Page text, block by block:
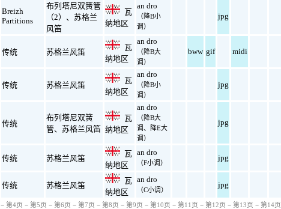
Breizh
Partitions
布列塔尼双簧管
（2）、苏格兰
风笛
瓦
纳地区
an dro
（降B小
调）
jpg
传统 苏格兰风笛
瓦
纳地区
an dro
（降B大
调）
bww gif midi
传统 苏格兰风笛
瓦
纳地区
an dro
（降B小
调）
jpg
传统
布列塔尼双簧
管、苏格兰风笛
瓦
纳地区
an dro
（降B大
调、降E大
调）
jpg
传统 苏格兰风笛
瓦
纳地区
an dro
（F小调）
jpg
传统 苏格兰风笛
瓦
纳地区
an dro
（C小调）
jpg
− 第4页 − 第5页 − 第6页 − 第7页 − 第8页 − 第9页 − 第10页 − 第11页 − 第12页 − 第13页 − 第14页